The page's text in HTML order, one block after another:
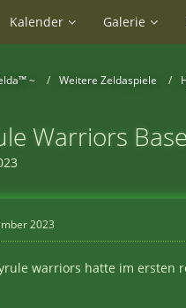
Kalender Galerie
~ Weitere Zeldaspiele
Warriors
2023
warriors hatte im ersten